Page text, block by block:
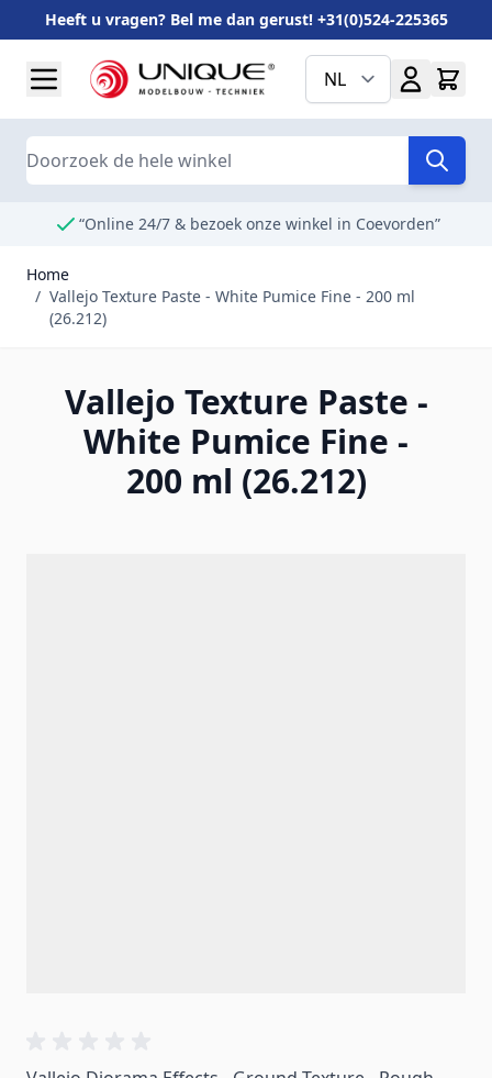
Heeft u vragen? Bel me dan gerust! +31(0)524-225365
NL
Search
“Online 24/7 & bezoek onze winkel in Coevorden”
Home
/ Vallejo Texture Paste - White Pumice Fine - 200 ml
(26.212)
Vallejo Texture Paste -
White Pumice Fine -
200 ml (26.212)